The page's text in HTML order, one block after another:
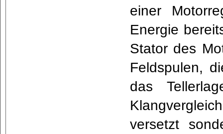
einer
Energie
Stator des
Feldspulen,
das
versetzt